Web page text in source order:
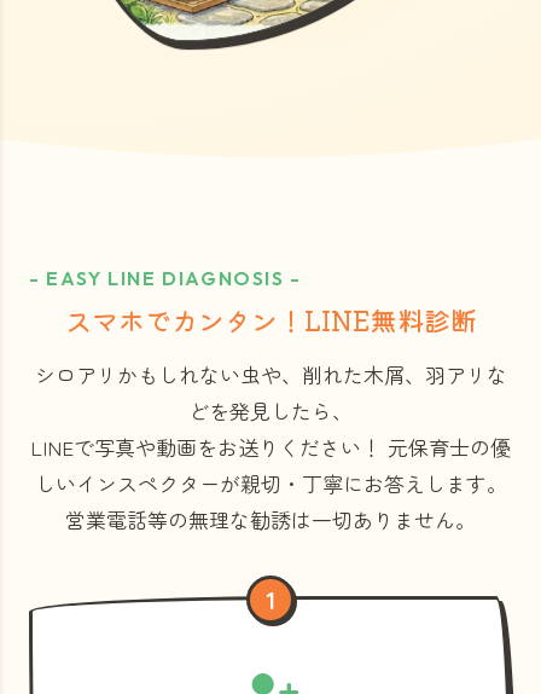
- EASY LINE DIAGNOSIS -
スマホでカンタン！LINE無料診断
シロアリかもしれない虫や、削れた木屑、羽アリな
どを発見したら、
LINEで写真や動画をお送りください！ 元保育士の優
しいインスペクターが親切・丁寧にお答えします。
営業電話等の無理な勧誘は一切ありません。
1